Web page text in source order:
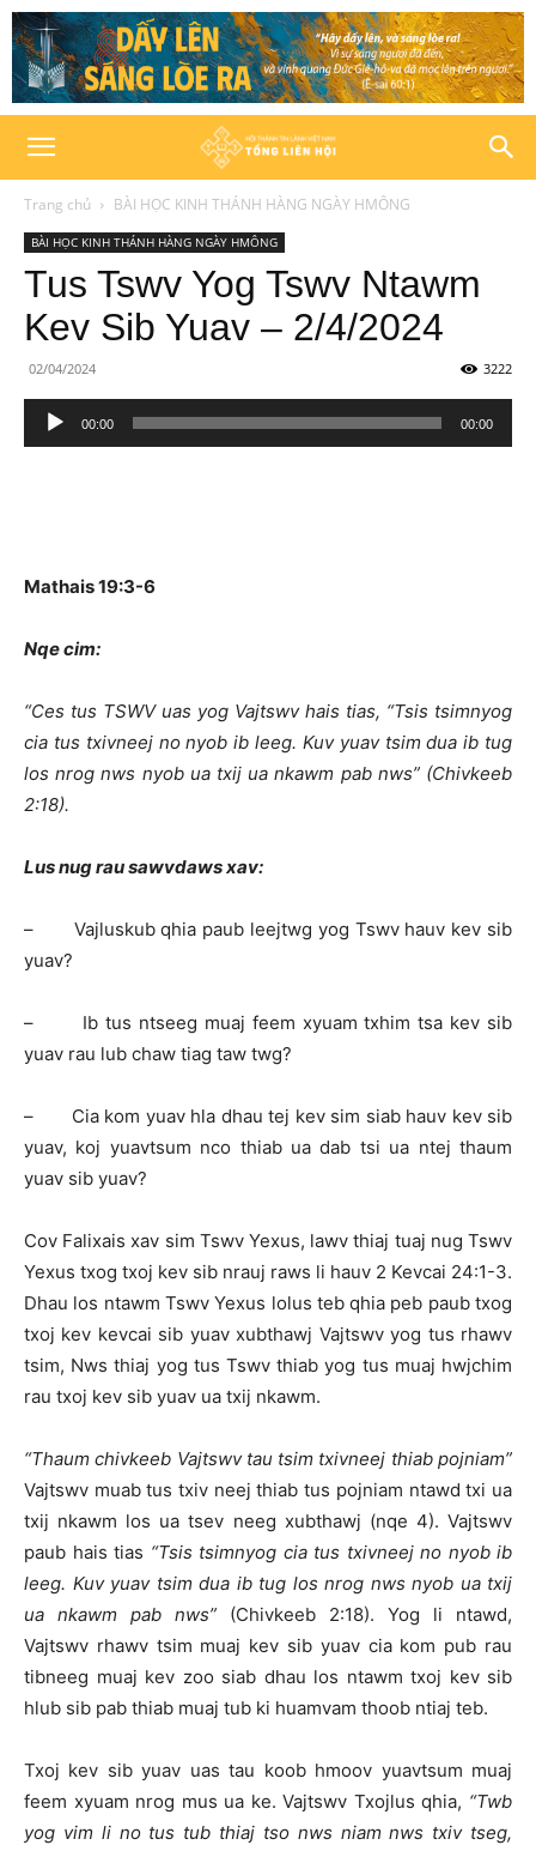
Trang chủ BÀI HỌC KINH THÁNH HÀNG NGÀY HMÔNG
BÀI HỌC KINH THÁNH HÀNG NGÀY HMÔNG
Tus Tswv Yog Tswv Ntawm
Kev Sib Yuav – 2/4/2024
02/04/2024 3222
Trình
phát
00:00 00:00
Mathais 19:3-6
Nqe cim:
“Ces tus TSWV uas yog Vajtswv hais tias, “Tsis tsimnyog
cia tus txivneej no nyob ib leeg. Kuv yuav tsim dua ib tug
los nrog nws nyob ua txij ua nkawm pab nws” (Chivkeeb
2:18).
Lus nug rau sawvdaws xav:
– Vajluskub qhia paub leejtwg yog Tswv hauv kev sib
yuav?
– Ib tus ntseeg muaj feem xyuam txhim tsa kev sib
yuav rau lub chaw tiag taw twg?
– Cia kom yuav hla dhau tej kev sim siab hauv kev sib
yuav, koj yuavtsum nco thiab ua dab tsi ua ntej thaum
yuav sib yuav?
Cov Falixais xav sim Tswv Yexus, lawv thiaj tuaj nug Tswv
Yexus txog txoj kev sib nrauj raws li hauv 2 Kevcai 24:1-3.
Dhau los ntawm Tswv Yexus lolus teb qhia peb paub txog
txoj kev kevcai sib yuav xubthawj Vajtswv yog tus rhawv
tsim, Nws thiaj yog tus Tswv thiab yog tus muaj hwjchim
rau txoj kev sib yuav ua txij nkawm.
“Thaum chivkeeb Vajtswv tau tsim txivneej thiab pojniam”
Vajtswv muab tus txiv neej thiab tus pojniam ntawd txi ua
txij nkawm los ua tsev neeg xubthawj (nqe 4). Vajtswv
paub hais tias “Tsis tsimnyog cia tus txivneej no nyob ib
leeg. Kuv yuav tsim dua ib tug los nrog nws nyob ua txij
ua nkawm pab nws” (Chivkeeb 2:18). Yog li ntawd,
Vajtswv rhawv tsim muaj kev sib yuav cia kom pub rau
tibneeg muaj kev zoo siab dhau los ntawm txoj kev sib
hlub sib pab thiab muaj tub ki huamvam thoob ntiaj teb.
Txoj kev sib yuav uas tau koob hmoov yuavtsum muaj
feem xyuam nrog mus ua ke. Vajtswv Txojlus qhia, “Twb
yog vim li no tus tub thiaj tso nws niam nws txiv tseg,